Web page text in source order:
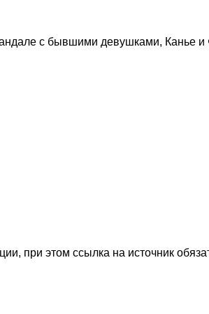
с бывшими девушками, Канье
при этом ссылка на источник